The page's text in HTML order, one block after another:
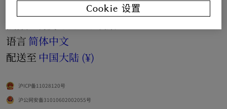
语言 简体中文
配送至 中国大陆 (¥)
沪ICP备11028120号
沪公网安备31010602002055号
Cookie 设置